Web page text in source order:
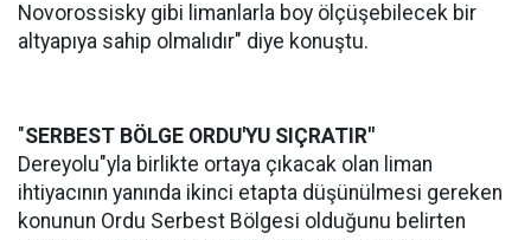
Novorossisky gibi limanlarla boy ölçüşebilecek bir
altyapıya sahip olmalıdır" diye konuştu.
"SERBEST BÖLGE ORDU'YU SIÇRATIR"
Dereyolu"yla birlikte ortaya çıkacak olan liman
ihtiyacının yanında ikinci etapta düşünülmesi gereken
konunun Ordu Serbest Bölgesi olduğunu belirten